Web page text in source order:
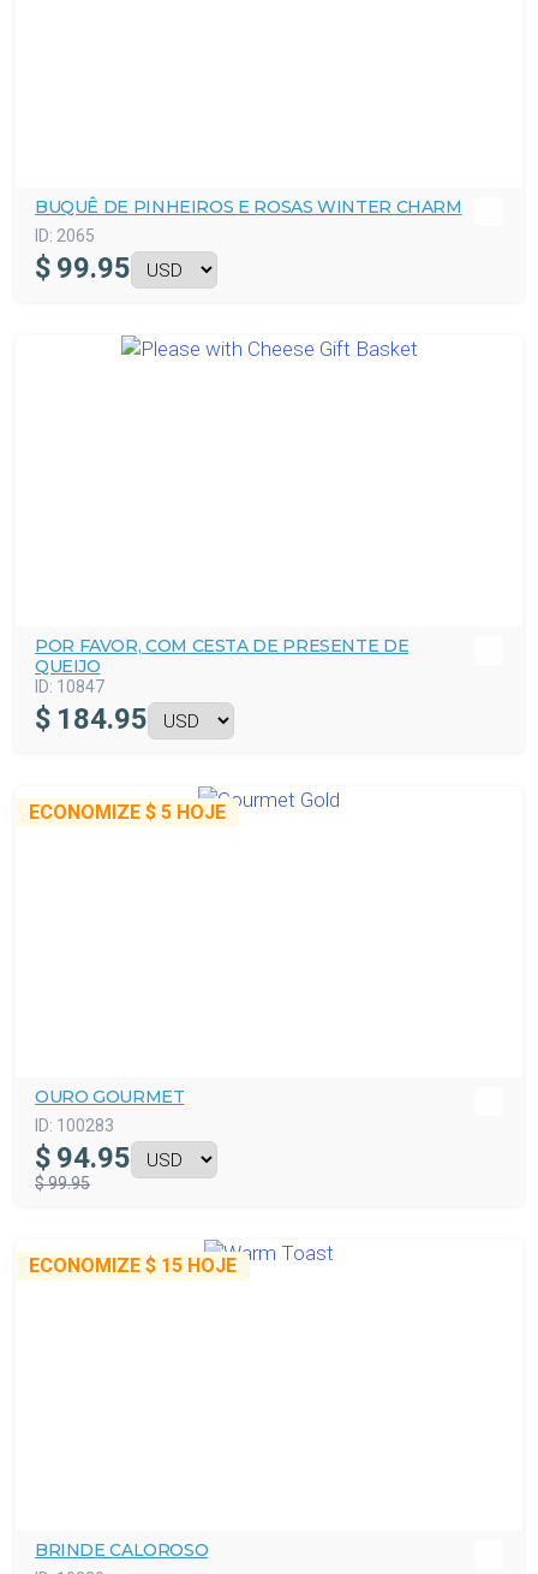
BUQUÊ DE PINHEIROS E ROSAS WINTER CHARM
ID: 2065
$ 99.95
POR FAVOR, COM CESTA DE PRESENTE DE
QUEIJO
ID: 10847
$ 184.95
ECONOMIZE $ 5 HOJE
OURO GOURMET
ID: 100283
$ 94.95
$ 99.95
ECONOMIZE $ 15 HOJE
BRINDE CALOROSO